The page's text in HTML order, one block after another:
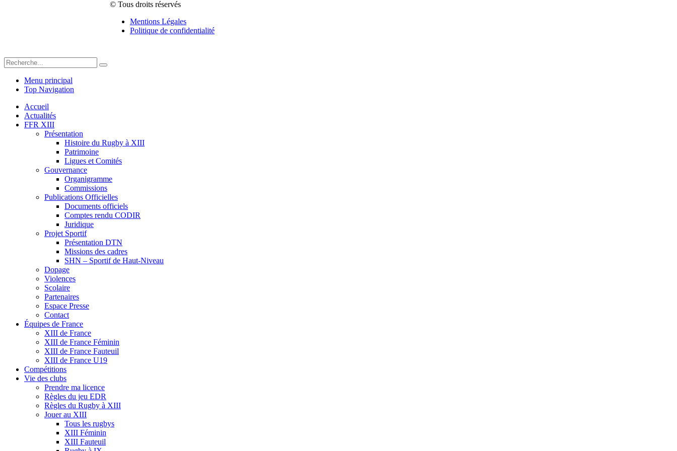
© Tous droits réservés
Mentions Légales
Politique de confidentialité
Menu principal
Top Navigation
Accueil
Actualités
FFR XIII
Présentation
Histoire du Rugby à XIII
Patrimoine
Ligues et Comités
Gouvernance
Organigramme
Commissions
Publications Officielles
Documents officiels
Comptes rendu CODIR
Juridique
Projet Sportif
Présentation DTN
Missions des cadres
SHN – Sportif de Haut-Niveau
Dopage
Violences
Scolaire
Partenaires
Espace Presse
Contact
Équipes de France
XIII de France
XIII de France Féminin
XIII de France Fauteuil
XIII de France U19
Compétitions
Vie des clubs
Prendre ma licence
Règles du jeu EDR
Règles du Rugby à XIII
Jouer au XIII
Tous les rugbys
XIII Féminin
XIII Fauteuil